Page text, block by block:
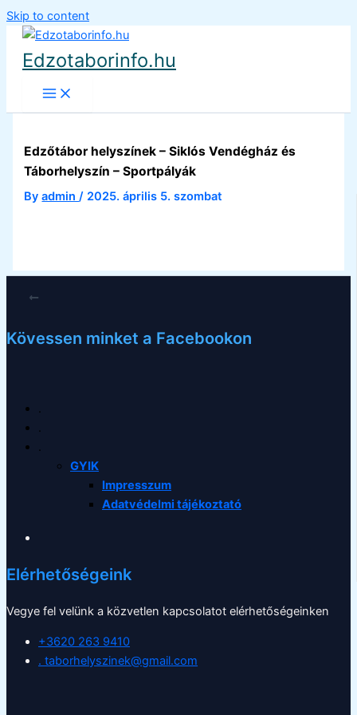
Skip to content
Edzotaborinfo.hu
Edzőtábor helyszínek – Siklós Vendégház és
Táborhelyszín – Sportpályák
Byadmin/ 2025. április 5. szombat
Kövessen minket a Facebookon
.
.
.
GYIK
Impresszum
Adatvédelmi tájékoztató
Elérhetőségeink
Vegye fel velünk a közvetlen kapcsolatot elérhetőségeinken
+3620 263 9410
. taborhelyszinek@gmail.com